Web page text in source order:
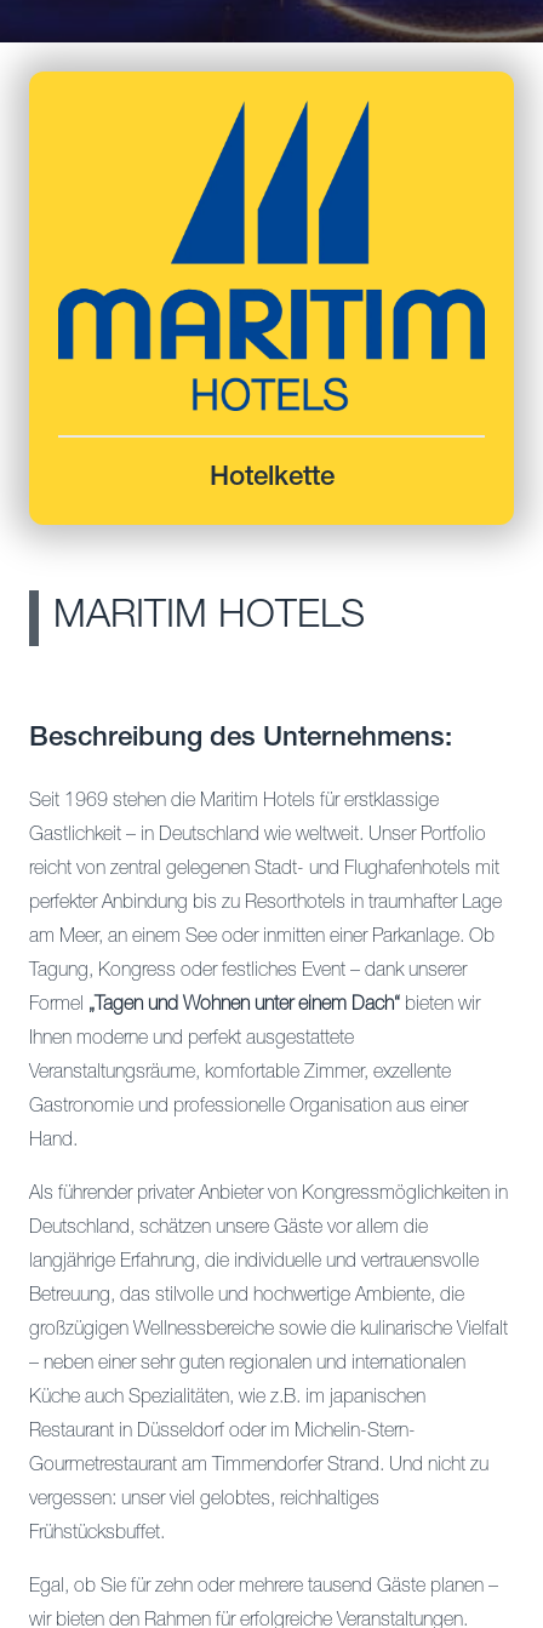
MARITIM HOTELS
Beschreibung des Unternehmens:
Seit 1969 stehen die Maritim Hotels für erstklassige
Gastlichkeit – in Deutschland wie weltweit. Unser Portfolio
reicht von zentral gelegenen Stadt- und Flughafenhotels mit
perfekter Anbindung bis zu Resorthotels in traumhafter Lage
am Meer, an einem See oder inmitten einer Parkanlage. Ob
Tagung, Kongress oder festliches Event – dank unserer
Formel „Tagen und Wohnen unter einem Dach“ bieten wir
Ihnen moderne und perfekt ausgestattete
Veranstaltungsräume, komfortable Zimmer, exzellente
Gastronomie und professionelle Organisation aus einer
Hand.
Als führender privater Anbieter von Kongressmöglichkeiten in
Deutschland, schätzen unsere Gäste vor allem die
langjährige Erfahrung, die individuelle und vertrauensvolle
Betreuung, das stilvolle und hochwertige Ambiente, die
großzügigen Wellnessbereiche sowie die kulinarische Vielfalt
– neben einer sehr guten regionalen und internationalen
Küche auch Spezialitäten, wie z.B. im japanischen
Restaurant in Düsseldorf oder im Michelin-Stern-
Gourmetrestaurant am Timmendorfer Strand. Und nicht zu
vergessen: unser viel gelobtes, reichhaltiges
Frühstücksbuffet.
Egal, ob Sie für zehn oder mehrere tausend Gäste planen –
wir bieten den Rahmen für erfolgreiche Veranstaltungen.
Hotelkette